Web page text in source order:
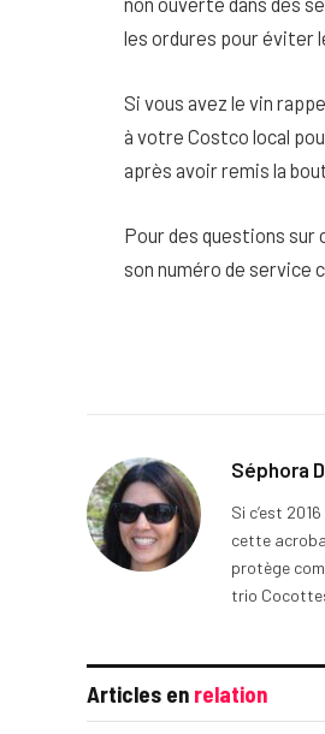
les ordures pour éviter
Si vous avez le vin
à votre Costco local
après avoir remis la
Pour des questions sur
son numéro de service
Séphora
Si c’est
cette
protège
trio
Articles en relation